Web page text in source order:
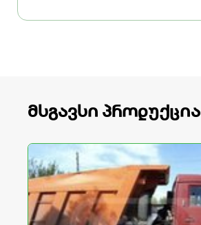
მსგავსი პროდუქცია